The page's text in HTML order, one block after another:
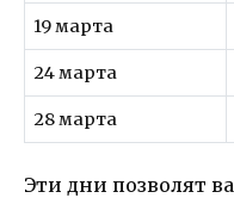
19 марта
24 марта
28 марта
Эти дни позволят